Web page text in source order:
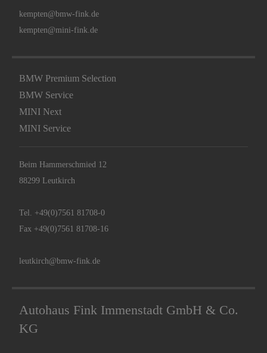
kempten@bmw-fink.de
kempten@mini-fink.de
BMW Premium Selection
BMW Service
MINI Next
MINI Service
Beim Hammerschmied 12
88299 Leutkirch
Tel. +49(0)7561 81708-0
Fax +49(0)7561 81708-16
leutkirch@bmw-fink.de
Autohaus Fink Immenstadt GmbH & Co.
KG